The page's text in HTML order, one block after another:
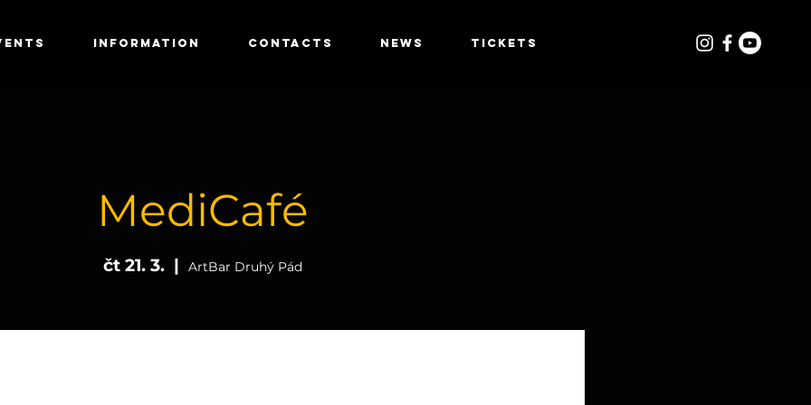
INFORMATION CONTACTS NEWS TICKETS
MediCafé
čt 21. 3.
  |
ArtBar Druhý Pád